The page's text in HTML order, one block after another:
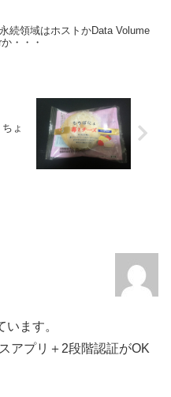
続領域はホストかData Volume
・・・
ょ
ます。
アプリ＋2段階認証がOK